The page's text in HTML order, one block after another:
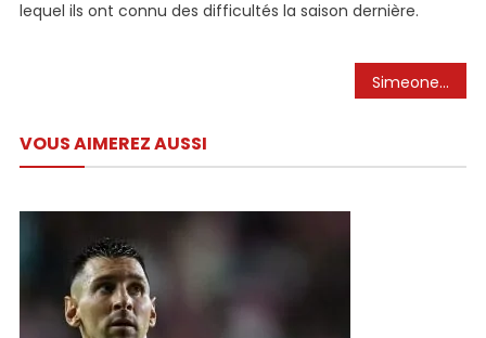
lequel ils ont connu des difficultés la saison dernière.
l’article
Simeone on Atlético, World Cup, battling Barca, Real Madrid
VOUS AIMEREZ AUSSI